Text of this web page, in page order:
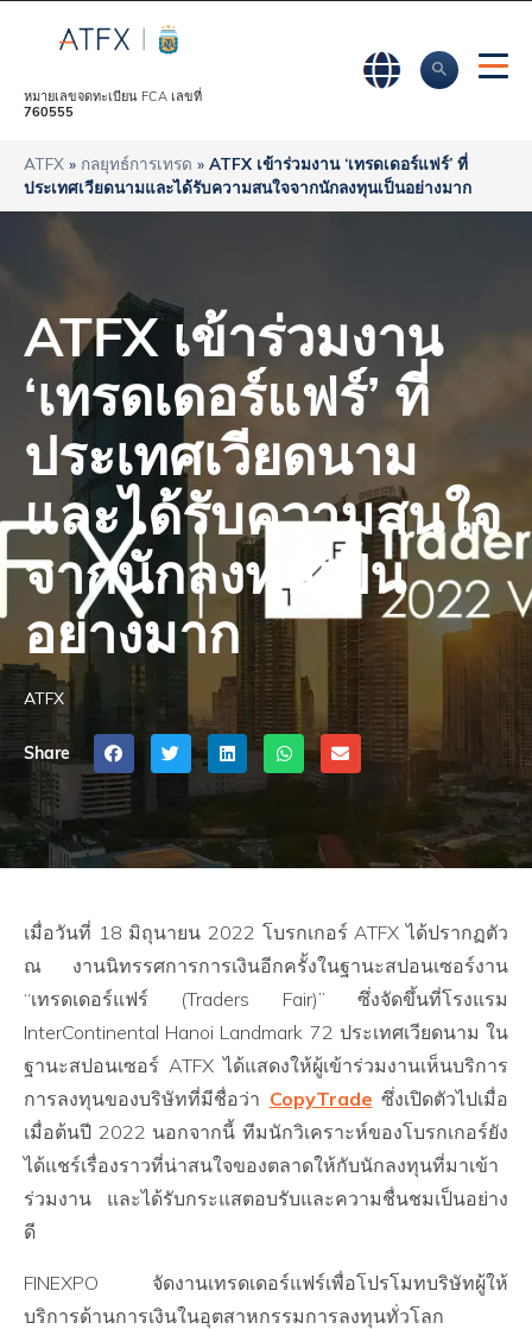
หมายเลขจดทะเบียน FCA เลขที่
760555
ATFX » กลยุทธ์การเทรด » ATFX เข้าร่วมงาน ‘เทรดเดอร์แฟร์’ ที่
ประเทศเวียดนามและได้รับความสนใจจากนักลงทุนเป็นอย่างมาก
ATFX เข้าร่วมงาน
‘เทรดเดอร์แฟร์’ ที่
ประเทศเวียดนาม
และได้รับความสนใจ
จากนักลงทุนเป็น
อย่างมาก
ATFX
Share
เมื่อวันที่ 18 มิถุนายน 2022 โบรกเกอร์ ATFX ได้ปรากฏตัว
ณ งานนิทรรศการการเงินอีกครั้งในฐานะสปอนเซอร์งาน
“เทรดเดอร์แฟร์ (Traders Fair)” ซึ่งจัดขึ้นที่โรงแรม
InterContinental Hanoi Landmark 72 ประเทศเวียดนาม ใน
ฐานะสปอนเซอร์ ATFX ได้แสดงให้ผู้เข้าร่วมงานเห็นบริการ
การลงทุนของบริษัทที่มีชื่อว่า CopyTrade ซึ่งเปิดตัวไปเมื่อ
เมื่อต้นปี 2022 นอกจากนี้ ทีมนักวิเคราะห์ของโบรกเกอร์ยัง
ได้แชร์เรื่องราวที่น่าสนใจของตลาดให้กับนักลงทุนที่มาเข้า
ร่วมงาน และได้รับกระแสตอบรับและความชื่นชมเป็นอย่าง
ดี
FINEXPO จัดงานเทรดเดอร์แฟร์เพื่อโปรโมทบริษัทผู้ให้
บริการด้านการเงินในอุตสาหกรรมการลงทุนทั่วโลก